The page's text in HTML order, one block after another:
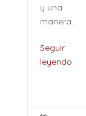
y una
manera...
Seguir
leyendo